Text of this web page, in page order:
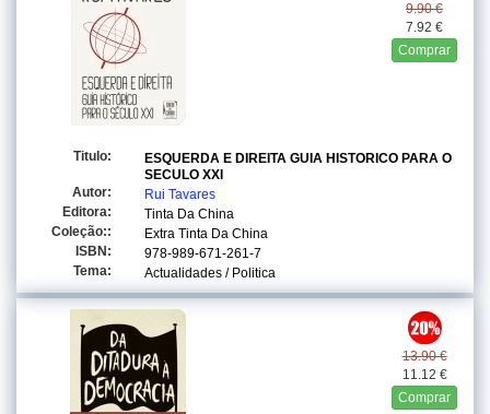
9.90 €
7.92 €
Comprar
Titulo:
ESQUERDA E DIREITA GUIA HISTORICO PARA O
SECULO XXI
Autor:
Rui Tavares
Editora:
Tinta Da China
Coleção::
Extra Tinta Da China
ISBN:
978-989-671-261-7
Tema:
Actualidades / Politica
13.90 €
11.12 €
Comprar